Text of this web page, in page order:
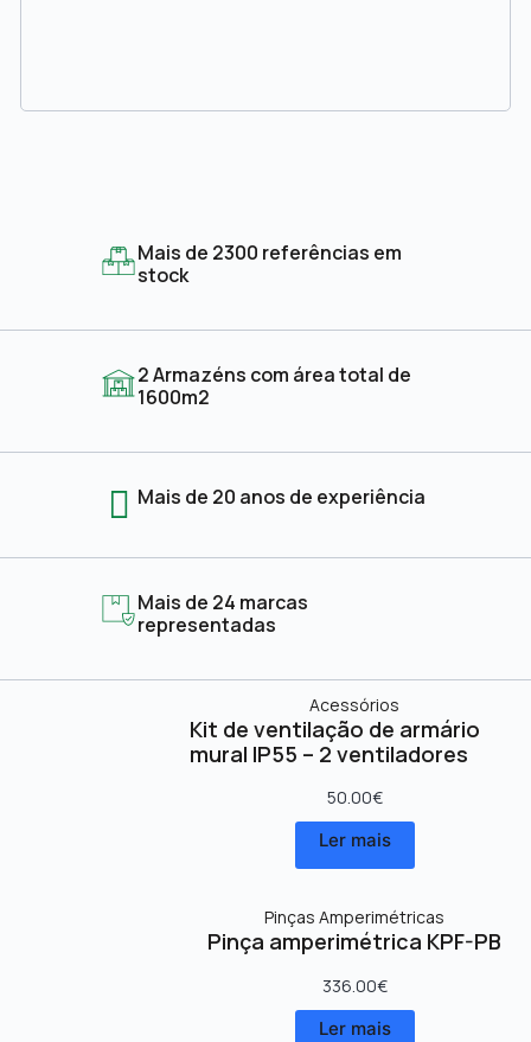
Mais de 2300 referências em
stock
2 Armazéns com área total de
1600m2
Mais de 20 anos de experiência
Mais de 24 marcas
representadas
Acessórios
Kit de ventilação de armário
mural IP55 – 2 ventiladores
50.00€
Ler mais
Pinças Amperimétricas
Pinça amperimétrica KPF-PB
336.00€
Ler mais